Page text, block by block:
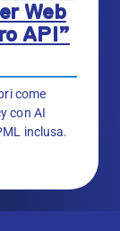
Web
API”
come
con AI
inclusa.